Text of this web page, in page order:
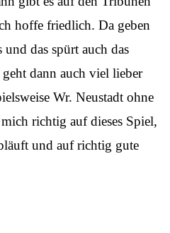
hoffe friedlich. Da geben
und das spürt auch das
dann auch viel lieber
Wr. Neustadt ohne
richtig auf dieses Spiel,
und auf richtig gute